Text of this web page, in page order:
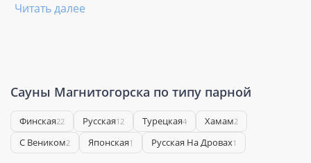
Читать далее
Сауны Магнитогорска по типу парной
Финская22 Русская12 Турецкая4 Хамам2
С Веником2 Японская1 Русская На Дровах1